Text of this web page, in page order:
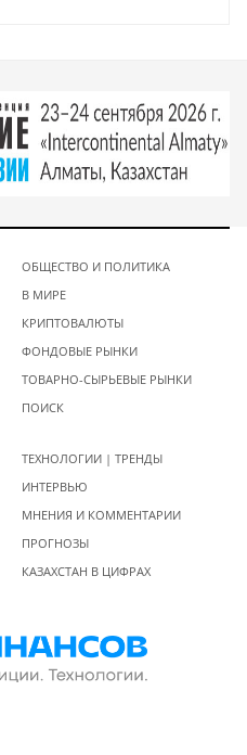
ОБЩЕСТВО И ПОЛИТИКА
В МИРЕ
КРИПТОВАЛЮТЫ
ФОНДОВЫЕ РЫНКИ
ТОВАРНО-СЫРЬЕВЫЕ РЫНКИ
ПОИСК
ТЕХНОЛОГИИ | ТРЕНДЫ
ИНТЕРВЬЮ
МНЕНИЯ И КОММЕНТАРИИ
ПРОГНОЗЫ
КАЗАХСТАН В ЦИФРАХ